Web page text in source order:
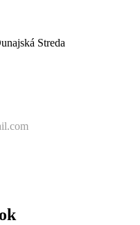
Streda